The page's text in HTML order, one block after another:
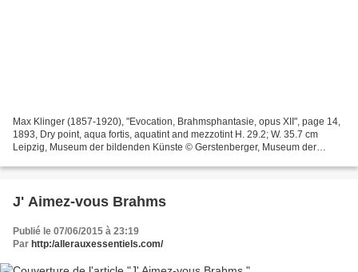
Max Klinger (1857-1920), "Evocation, Brahmsphantasie, opus XII", page 14,
1893, Dry point, aqua fortis, aquatint and mezzotint H. 29.2; W. 35.7 cm
Leipzig, Museum der bildenden Künste © Gerstenberger, Museum der
J' Aimez-vous Brahms
Publié le 07/06/2015 à 23:19
Par http:/allerauxessentiels.com/